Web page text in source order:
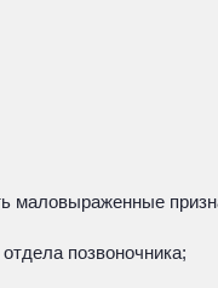
маловыраженные
позвоночника;